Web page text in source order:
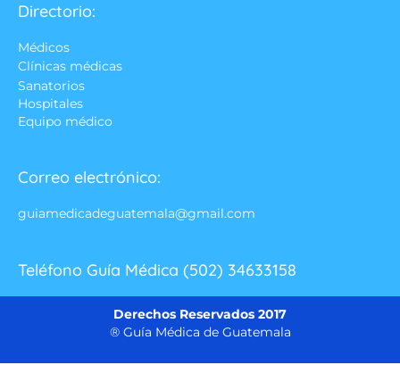
Directorio:
Médicos
Clínicas médicas
Sanatorios
Hospitales
Equipo médico
Correo electrónico:
guiamedicadeguatemala@gmail.com
Teléfono Guía Médica (502) 34633158
Derechos Reservados 2017
® Guía Médica de Guatemala